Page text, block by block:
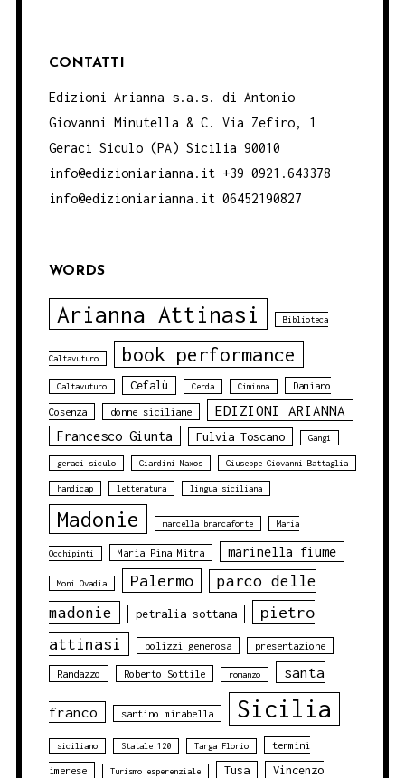
CONTATTI
Edizioni Arianna s.a.s. di Antonio
Giovanni Minutella & C. Via Zefiro, 1
Geraci Siculo (PA) Sicilia 90010
info@edizioniarianna.it +39 0921.643378
info@edizioniarianna.it 06452190827
WORDS
Arianna Attinasi Biblioteca
Caltavuturo book performance
Caltavuturo Cefalù Cerda Ciminna Damiano
Cosenza donne siciliane EDIZIONI ARIANNA
Francesco Giunta Fulvia Toscano Gangi
geraci siculo Giardini Naxos Giuseppe Giovanni Battaglia
handicap letteratura lingua siciliana
Madonie marcella brancaforte Maria
Occhipinti Maria Pina Mitra marinella fiume
Moni Ovadia Palermo
parco delle
madonie
petralia sottana
pietro
attinasi
polizzi generosa presentazione
Randazzo Roberto Sottile romanzo santa
franco santino mirabella Sicilia
siciliano Statale 120 Targa Florio termini
imerese Turismo esperenziale Tusa Vincenzo